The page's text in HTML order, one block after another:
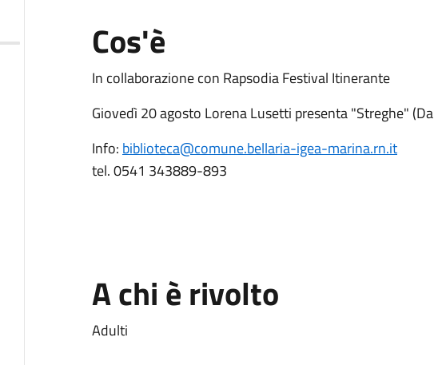
Cos'è
In collaborazione con Rapsodia Festival Itinerante
Giovedì 20 agosto Lorena Lusetti presenta "Streghe"
Info: biblioteca@comune.bellaria-igea-marina.rn.it
tel. 0541 343889-893
A chi è rivolto
Adulti